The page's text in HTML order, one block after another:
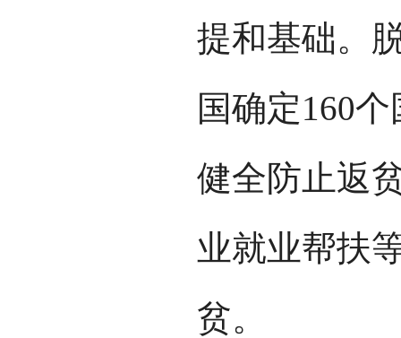
提和基础。
国确定160
健全防止返
业就业帮扶
贫。